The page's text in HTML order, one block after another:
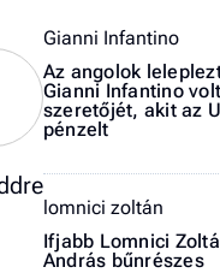
Gianni Infantino
Az angolok
Gianni Infantino volt
szeretőjét, akit az
pénzelt
lomnici zoltán
Ifjabb Lomnici
András bűnrészes